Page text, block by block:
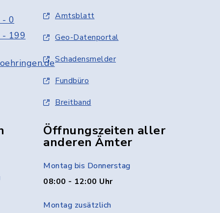
0
199
Amtsblatt
Geo-Datenportal
Schadensmelder
Fundbüro
Breitband
Öffnungszeiten aller
anderen Ämter
Montag bis Donnerstag
08:00 - 12:00 Uhr
Montag zusätzlich